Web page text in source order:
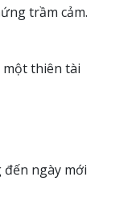
trầm cảm.
một thiên tài
ngày mới